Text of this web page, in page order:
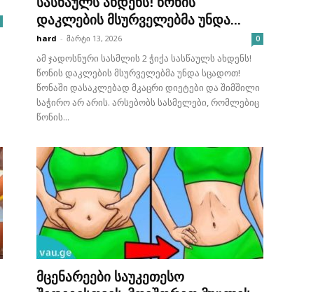
დაკლების მსურველებმა უნდა...
hard - მარტი 13, 2026 0
ამ ჯადოსნური სასმლის 2 ჭიქა სასწაულს ახდენს!
წონის დაკლების მსურველებმა უნდა სცადოთ!
წონაში დასაკლებად მკაცრი დიეტები და შიმშილი
საჭირო არ არის. არსებობს სასმელები, რომლებიც
წონის...
მცენარეები საუკეთესო